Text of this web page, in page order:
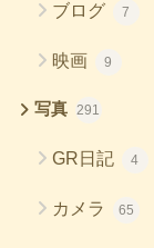
ブログ 7
映画 9
写真 291
GR日記 4
カメラ 65